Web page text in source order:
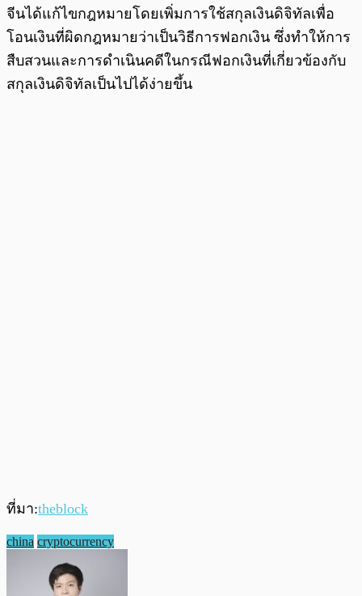
จีนได้แก้ไขกฎหมายโดยเพิ่มการใช้สกุลเงินดิจิทัลเพื่อ
โอนเงินที่ผิดกฎหมายว่าเป็นวิธีการฟอกเงิน ซึ่งทำให้การ
สืบสวนและการดำเนินคดีในกรณีฟอกเงินที่เกี่ยวข้องกับ
สกุลเงินดิจิทัลเป็นไปได้ง่ายขึ้น
ที่มา:theblock
china cryptocurrency